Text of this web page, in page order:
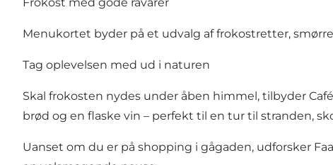
Frokost med gode råvarer
Menukortet byder på et udvalg af frokostretter,
Tag oplevelsen med ud i naturen
Skal frokosten nydes under åben himmel, tilbyder
brød og en flaske vin – perfekt til en tur til stranden,
Uanset om du er på shopping i gågaden, udforsker